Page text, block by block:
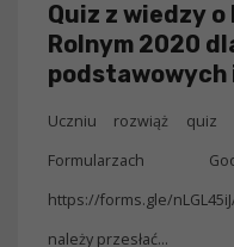
Quiz z wiedzy
Rolnym 2020
podstawowych
Uczniu rozwiąż quiz
Formularzach
https://forms.gle/
należy przesłać...